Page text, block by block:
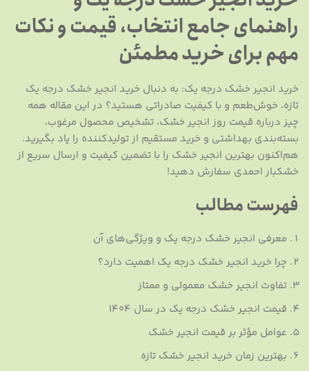
راهنمای جامع انتخاب، قیمت و نکات
مهم برای خرید مطمئن
خرید انجیر خشک درجه یک: به دنبال خرید انجیر خشک درجه یک
تازه، خوش‌طعم و با کیفیت صادراتی هستید؟ در این مقاله همه
چیز درباره قیمت روز انجیر خشک، تشخیص محصول مرغوب،
بسته‌بندی بهداشتی و خرید مستقیم از تولیدکننده را یاد بگیرید.
هم‌اکنون بهترین انجیر خشک را با تضمین کیفیت و ارسال سریع از
خشکبار احمدی سفارش دهید!
فهرست مطالب
معرفی انجیر خشک درجه یک و ویژگی‌های آن
چرا خرید انجیر خشک درجه یک اهمیت دارد؟
تفاوت انجیر خشک معمولی و ممتاز
قیمت انجیر خشک درجه یک در سال ۱۴۰۴
عوامل مؤثر بر قیمت انجیر خشک
بهترین زمان خرید انجیر خشک تازه